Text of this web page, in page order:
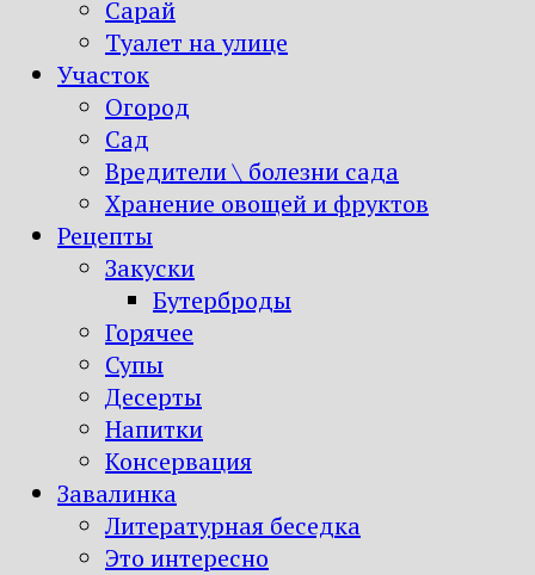
Сарай
Туалет на улице
Участок
Огород
Сад
Вредители \ болезни сада
Хранение овощей и фруктов
Рецепты
Закуски
Бутерброды
Горячее
Супы
Десерты
Напитки
Консервация
Завалинка
Литературная беседка
Это интересно